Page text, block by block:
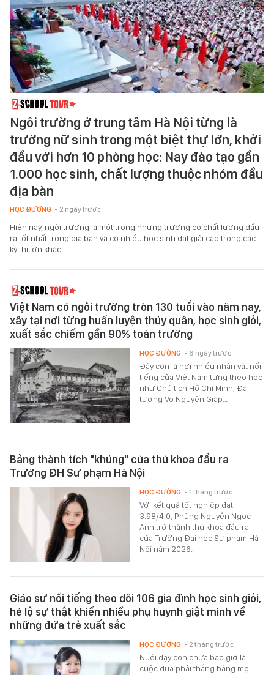
Ngôi trường ở trung tâm Hà Nội từng là
trường nữ sinh trong một biệt thự lớn, khởi
đầu với hơn 10 phòng học: Nay đào tạo gần
1.000 học sinh, chất lượng thuộc nhóm đầu
địa bàn
HỌC ĐƯỜNG - 2 ngày trước
Hiện nay, ngôi trường là một trong những trường có chất lượng đầu
ra tốt nhất trong địa bàn và có nhiều học sinh đạt giải cao trong các
kỳ thi lớn khác.
Việt Nam có ngôi trường tròn 130 tuổi vào năm nay,
xây tại nơi từng huấn luyện thủy quân, học sinh giỏi,
xuất sắc chiếm gần 90% toàn trường
Đây còn là nơi nhiều nhân vật nổi
tiếng của Việt Nam từng theo học
như Chủ tịch Hồ Chí Minh, Đại
tướng Võ Nguyên Giáp…
HỌC ĐƯỜNG - 6 ngày trước
Bảng thành tích "khủng" của thủ khoa đầu ra
Trường ĐH Sư phạm Hà Nội
Với kết quả tốt nghiệp đạt
3.98/4.0, Phùng Nguyễn Ngọc
Anh trở thành thủ khoa đầu ra
của Trường Đại học Sư phạm Hà
Nội năm 2026.
HỌC ĐƯỜNG - 1 tháng trước
Giáo sư nổi tiếng theo dõi 106 gia đình học sinh giỏi,
hé lộ sự thật khiến nhiều phụ huynh giật mình về
những đứa trẻ xuất sắc
Nuôi dạy con chưa bao giờ là
cuộc đua phải thắng bằng mọi
HỌC ĐƯỜNG - 2 tháng trước